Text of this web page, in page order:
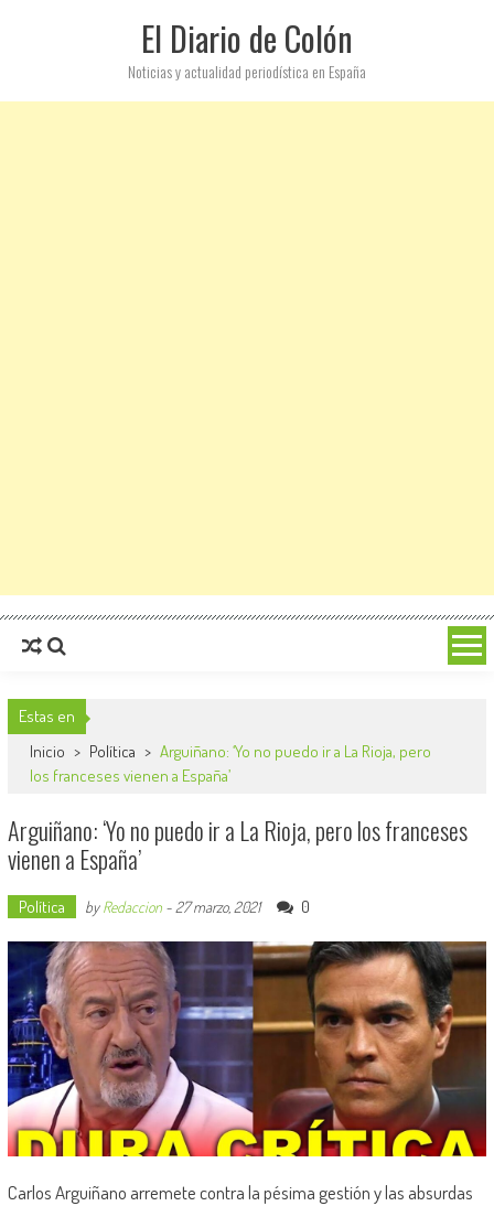
El Diario de Colón
Noticias y actualidad periodística en España
Estas en
Inicio > Política > Arguiñano: ‘Yo no puedo ir a La Rioja, pero
los franceses vienen a España’
Arguiñano: ‘Yo no puedo ir a La Rioja, pero los franceses
vienen a España’
Política byRedaccion- 27 marzo, 2021 0
Carlos Arguiñano arremete contra la pésima gestión y las absurdas